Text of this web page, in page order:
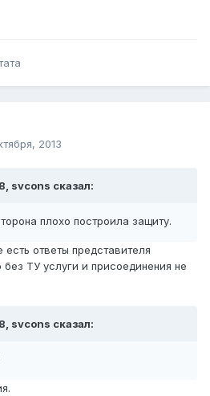
2013
svcons сказал:
плохо построила защиту.
ответы представителя
ТУ услуги и присоединения не
svcons сказал: